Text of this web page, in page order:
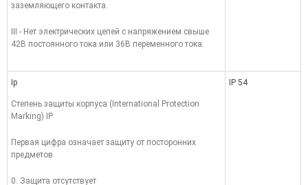
заземляющего контакта.
III - Нет электрических цепей с напряжением свыше
42В постоянного тока или 36В переменного тока.
Ip
Степень защиты корпуса (International Protection
Marking) IP
Первая цифра означает защиту от посторонних
предметов
0. Защита отсутствует
IP 54